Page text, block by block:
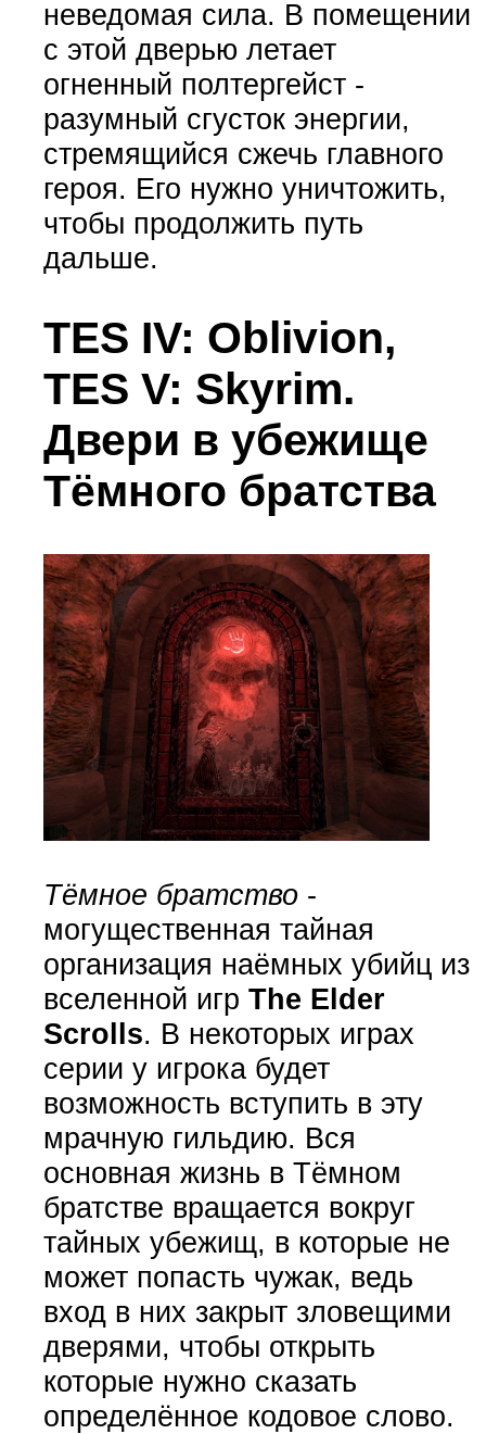
неведомая сила. В помещении
с этой дверью летает
огненный полтергейст -
разумный сгусток энергии,
стремящийся сжечь главного
героя. Его нужно уничтожить,
чтобы продолжить путь
дальше.
TES IV: Oblivion,
TES V: Skyrim.
Двери в убежище
Тёмного братства
Тёмное братство-
могущественная тайная
организация наёмных убийц из
вселенной игр The Elder
Scrolls. В некоторых играх
серии у игрока будет
возможность вступить в эту
мрачную гильдию. Вся
основная жизнь в Тёмном
братстве вращается вокруг
тайных убежищ, в которые не
может попасть чужак, ведь
вход в них закрыт зловещими
дверями, чтобы открыть
которые нужно сказать
определённое кодовое слово.